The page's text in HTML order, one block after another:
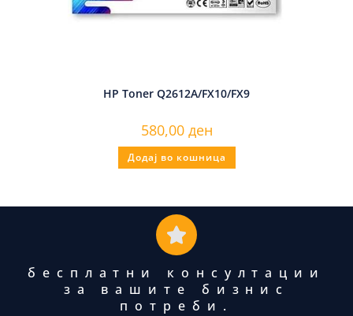
HP Toner Q2612A/FX10/FX9
580,00 ден
Додај во кошница
бесплатни консултации
за вашите бизнис
потреби.